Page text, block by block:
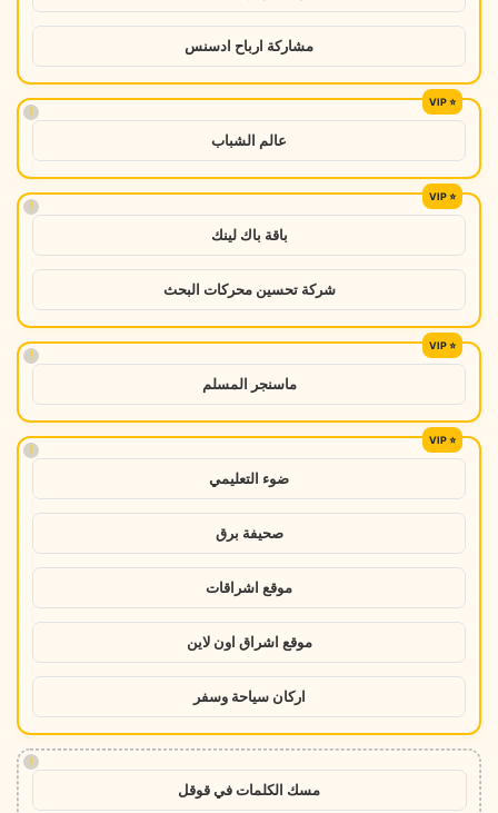
مشاركة ارباح ادسنس
!
عالم الشباب
!
باقة باك لينك
شركة تحسين محركات البحث
!
ماسنجر المسلم
!
ضوء التعليمي
صحيفة برق
موقع اشراقات
موقع اشراق اون لاين
اركان سياحة وسفر
!
مسك الكلمات في قوقل